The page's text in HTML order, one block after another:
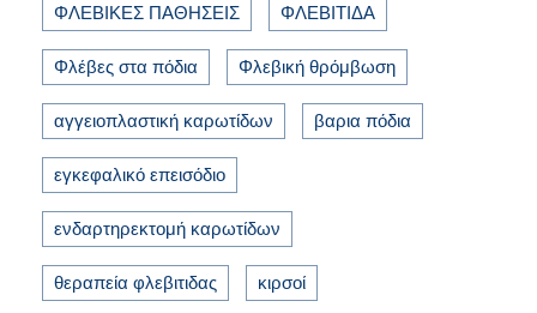
ΦΛΕΒΙΚΕΣ ΠΑΘΗΣΕΙΣ ΦΛΕΒΙΤΙΔΑ
Φλέβες στα πόδια Φλεβική θρόμβωση
αγγειοπλαστική καρωτίδων βαρια πόδια
εγκεφαλικό επεισόδιο
ενδαρτηρεκτομή καρωτίδων
θεραπεία φλεβιτιδας κιρσοί